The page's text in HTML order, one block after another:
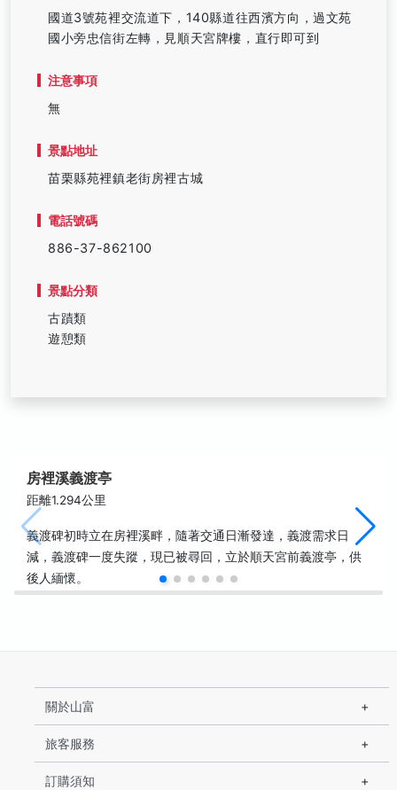
國道3號苑裡交流道下，140縣道往西濱方向，過文苑
國小旁忠信街左轉，見順天宮牌樓，直行即可到
注意事項
無
景點地址
苗栗縣苑裡鎮老街房裡古城
電話號碼
886-37-862100
景點分類
古蹟類
遊憩類
房裡溪義渡亭
距離1.294公里
義渡碑初時立在房裡溪畔，隨著交通日漸發達，義渡需求日
減，義渡碑一度失蹤，現已被尋回，立於順天宮前義渡亭，供
後人緬懷。
關於山富
旅客服務
訂購須知